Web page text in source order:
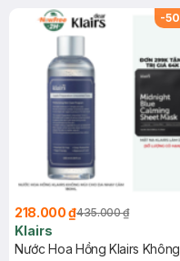
-50
218.000 ₫435.000 ₫
Klairs
Nước Hoa Hồng Klairs Không